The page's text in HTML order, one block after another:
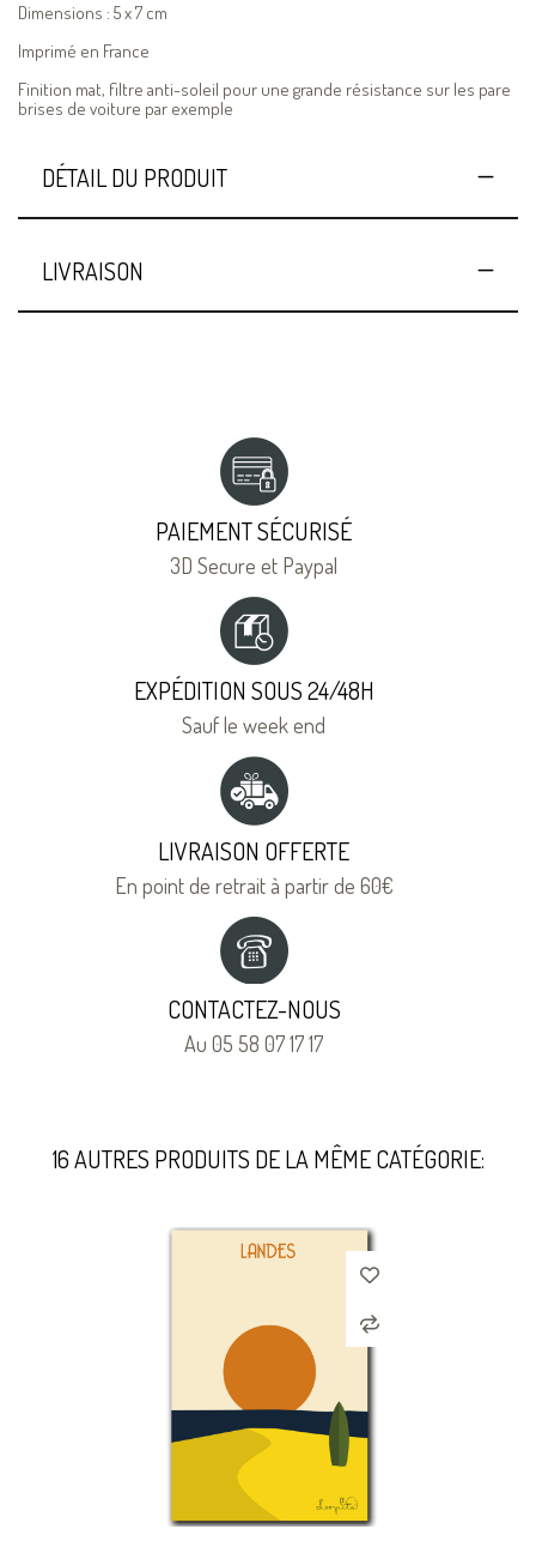
Dimensions : 5 x 7 cm
Imprimé en France
Finition mat, filtre anti-soleil pour une grande résistance sur les pare
brises de voiture par exemple
DÉTAIL DU PRODUIT
LIVRAISON
PAIEMENT SÉCURISÉ
3D Secure et Paypal
EXPÉDITION SOUS 24/48H
Sauf le week end
LIVRAISON OFFERTE
En point de retrait à partir de 60€
CONTACTEZ-NOUS
Au 05 58 07 17 17
16 AUTRES PRODUITS DE LA MÊME CATÉGORIE: